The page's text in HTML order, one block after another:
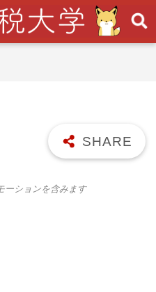
ーションを含みます